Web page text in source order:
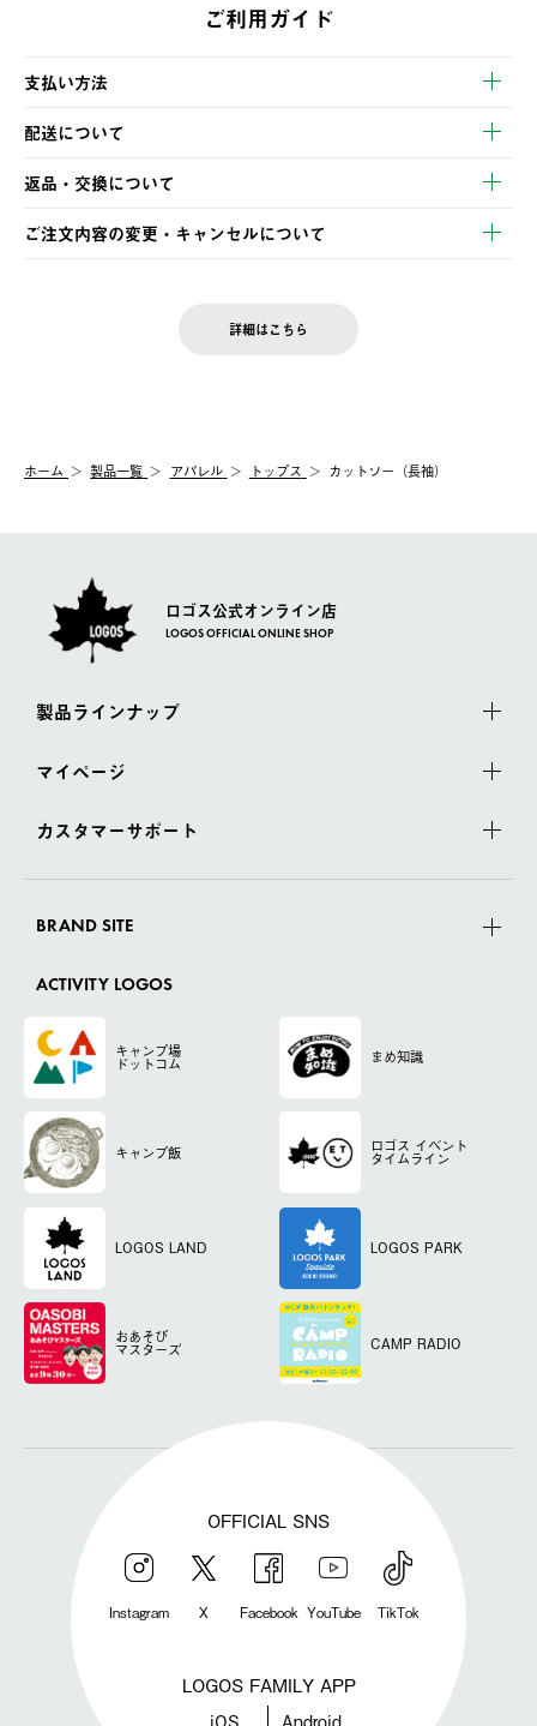
ご利用ガイド
支払い方法
以下のいずれかの方法でお支払いいただけます。
・クレジットカード決済
・コンビニ決済
・Pay-easy決済
配送について
【発送スケジュール】
ご注文・ご入金完了より2営業日以内に商品を発送いたします。
土日祝の発送はございませんので、木曜日以降のご注文は週明け
の発送となる場合がございます。
【配送業者】
佐川急便にて配送されます。
返品・交換について
※お客様都合の場合
お客様都合の返品にかかる送料は、お客様ご負担とさせていただ
一度お手元の商品を返品いただき、ご希望商品を再注文してくだ
ご注文内容の変更・キャンセルについて
LOGOS FAMILY会員の方は、会員マイページ内 購入履歴画面に
詳細はこちら
ホーム 製品一覧 アパレル トップス カットソー（長袖）
ロゴス公式オンライン店
LOGOS OFFICIAL ONLINE SHOP
製品ラインナップ
マイページ
カスタマーサポート
BRAND SITE
ACTIVITY LOGOS
キャンプ場
ドットコム まめ知識
キャンプ飯 ロゴス イベント
タイムライン
LOGOS LAND LOGOS PARK
おあそび
マスターズ CAMP RADIO
OFFICIAL SNS
Instagram X Facebook YouTube TikTok
LOGOS FAMILY APP
iOS Android